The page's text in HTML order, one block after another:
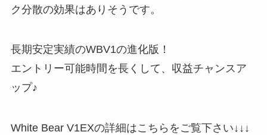
ク分散の効果はありそうです。
長期安定実績のWBV1の進化版！
エントリー可能時間を長くして、収益チャンスア
ップ♪
White Bear V1EXの詳細はこちらをご覧下さい↓↓↓